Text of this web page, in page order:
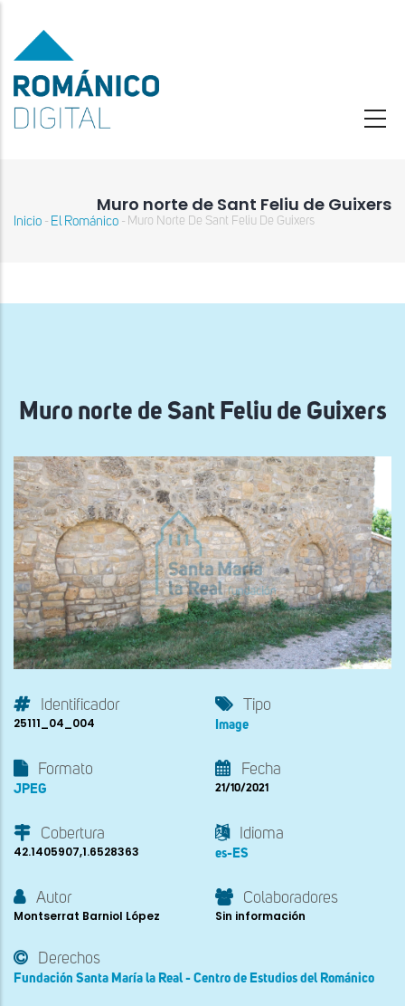
contenido
principal
Muro norte de Sant Feliu de Guixers
navegación
Inicio - El Románico - Muro Norte De Sant Feliu De Guixers
Muro norte de Sant Feliu de Guixers
Identificador
25111_04_004
Tipo
Image
Formato
JPEG
Fecha
21/10/2021
Cobertura
42.1405907,1.6528363
Idioma
es-ES
Autor
Montserrat Barniol López
Colaboradores
Sin información
Derechos
Fundación Santa María la Real - Centro de Estudios del Románico